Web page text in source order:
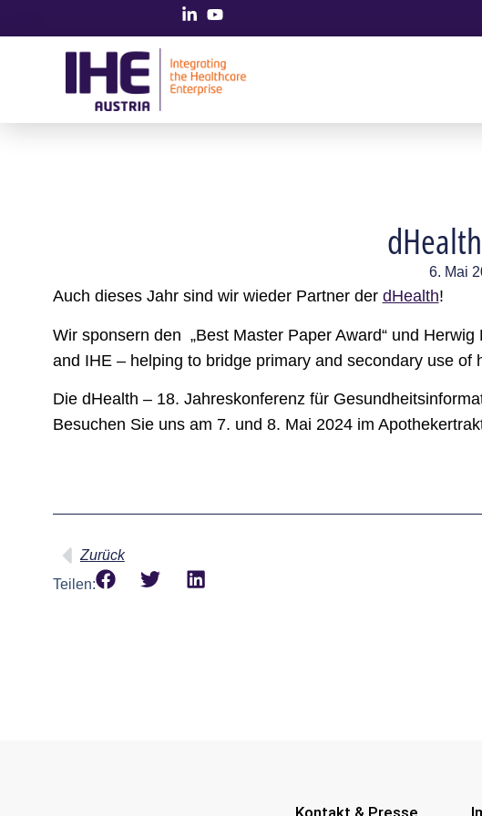
6. Mai
Auch dieses Jahr sind wir wieder Partner der dHealth!
Wir sponsern den „Best Master Paper Award“ und
and IHE – helping to bridge primary and secondary use of
Die dHealth – 18. Jahreskonferenz für
Besuchen Sie uns am 7. und 8. Mai 2024 im
Zurück
Teilen:
Kontakt & Presse